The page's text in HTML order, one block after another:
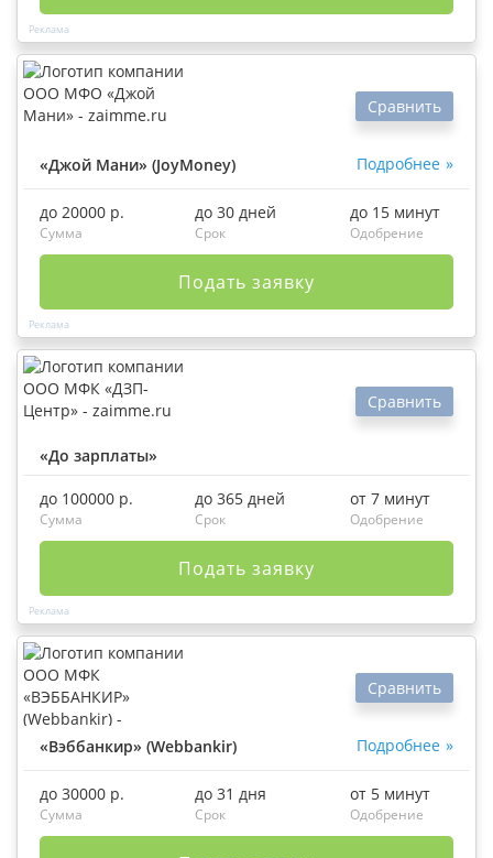
«Джой Мани» (JoyMoney) Подробнее
Сравнить
до 20000 р.
Сумма
до 30 дней
Срок
до 15 минут
Одобрение
Подать заявку
«До зарплаты»
Сравнить
до 100000 р.
Сумма
до 365 дней
Срок
от 7 минут
Одобрение
Подать заявку
«Вэббанкир» (Webbankir) Подробнее
Сравнить
до 30000 р.
Сумма
до 31 дня
Срок
от 5 минут
Одобрение